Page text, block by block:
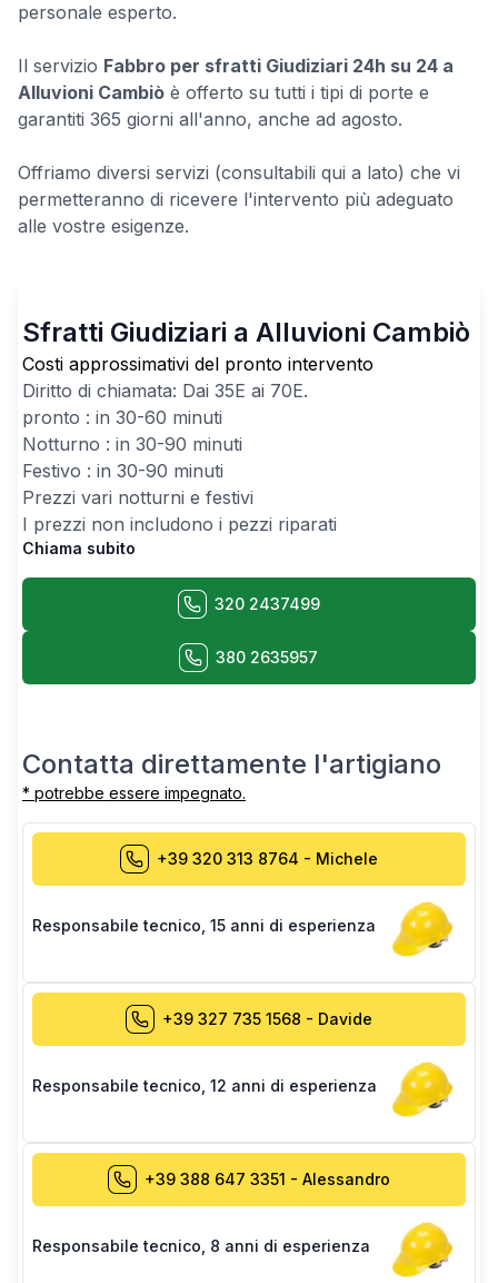
personale esperto.
Il servizio Fabbro per sfratti Giudiziari 24h su 24 a
Alluvioni Cambiò è offerto su tutti i tipi di porte e
garantiti 365 giorni all'anno, anche ad agosto.
Offriamo diversi servizi (consultabili qui a lato) che vi
permetteranno di ricevere l'intervento più adeguato
alle vostre esigenze.
Sfratti Giudiziari a Alluvioni Cambiò
Costi approssimativi del pronto intervento
Diritto di chiamata: Dai 35E ai 70E.
pronto : in 30-60 minuti
Notturno : in 30-90 minuti
Festivo : in 30-90 minuti
Prezzi vari notturni e festivi
I prezzi non includono i pezzi riparati
Chiama subito
320 2437499
380 2635957
Contatta direttamente l'artigiano
* potrebbe essere impegnato.
+39 320 313 8764 - Michele
Responsabile tecnico 15 anni di esperienza
+39 327 735 1568 - Davide
Responsabile tecnico 12 anni di esperienza
+39 388 647 3351 - Alessandro
Responsabile tecnico 8 anni di esperienza